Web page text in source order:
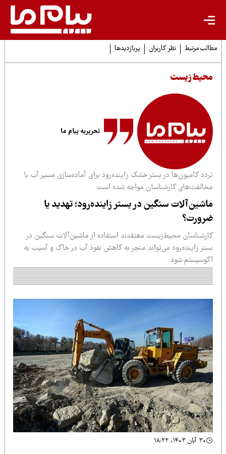
مرتبط نظر کاربران پربازدیدها
زیست
تحریریه پیام ما
کامیون‌ها در بستر خشک زاینده‌رود برای آماده‌سازی مسیر آب با
کارشناسان مواجه شده است
سنگین در بستر زاینده‌رود؛ تهدید یا
محیط‌زیست معتقدند استفاده از ماشین‌آلات سنگین در
زاینده‌رود می‌تواند منجر به کاهش نفوذ آب در خاک و آسیب به
شود